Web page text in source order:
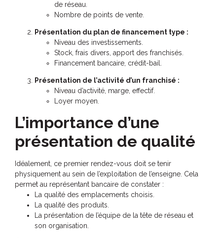
de réseau.
Nombre de points de vente.
Présentation du plan de financement type :
Niveau des investissements.
Stock, frais divers, apport des franchisés.
Financement bancaire, crédit-bail.
Présentation de l’activité d’un franchisé :
Niveau d’activité, marge, effectif.
Loyer moyen.
L’importance d’une
présentation de qualité
Idéalement, ce premier rendez-vous doit se tenir
physiquement au sein de l’exploitation de l’enseigne. Cela
permet au représentant bancaire de constater :
La qualité des emplacements choisis.
La qualité des produits.
La présentation de l’équipe de la tête de réseau et
son organisation.